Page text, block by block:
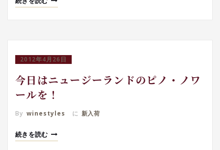
2012年4月26日
今日はニュージーランドのピノ・ノワ
ールを！
By winestyles に 新入荷
続きを読む